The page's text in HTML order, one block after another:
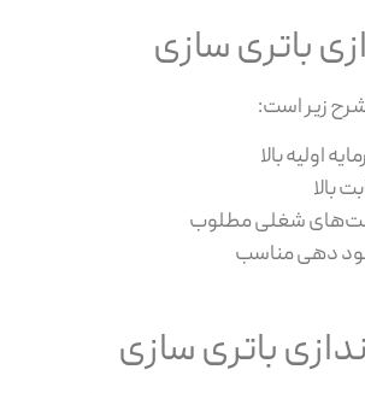
باتری سازی
زیر است:
اولیه بالا
بالا
شغلی مطلوب
سود دهی مناسب
باتری سازی